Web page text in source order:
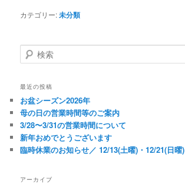
カテゴリー:未分類
検
索
最近の投稿
お盆シーズン2026年
母の日の営業時間等のご案内
3/28〜3/31の営業時間について
新年おめでとうございます
臨時休業のお知らせ／ 12/13(土曜)・12/21(日曜)
アーカイブ